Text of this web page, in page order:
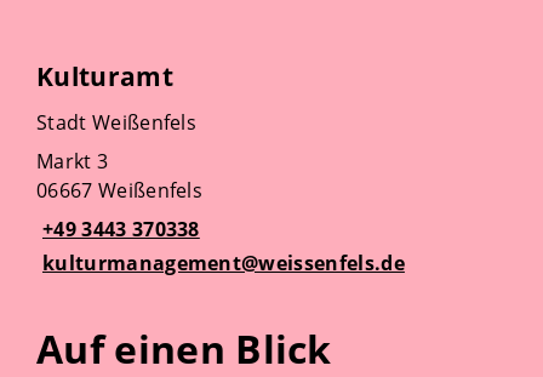
Kulturamt
Stadt Weißenfels
Markt 3
06667 Weißenfels
+49 3443 370338
kulturmanagement@weissenfels.de
Auf einen Blick